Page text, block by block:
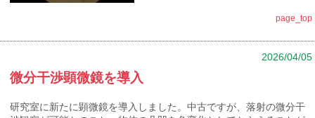
page_top
2026/04/05
微分干渉顕微鏡を導入
研究室に新たに顕微鏡を導入しました。中古ですが、落射の微分干